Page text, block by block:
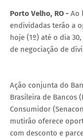
Porto Velho, RO - Ao
endividadas terão a
hoje (1º) até o dia
de negociação de
Ação conjunta do
Brasileira de Bancos
Consumidor
mutirão oferece
com desconto e